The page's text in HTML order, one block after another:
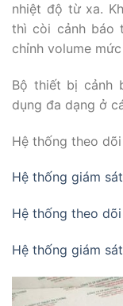
nhiệt độ từ xa.
thì còi cảnh báo
chỉnh volume
Bộ thiết bị cảnh
dụng đa dạng ở
Hệ thống theo
Hệ thống giám
Hệ thống theo
Hệ thống giám